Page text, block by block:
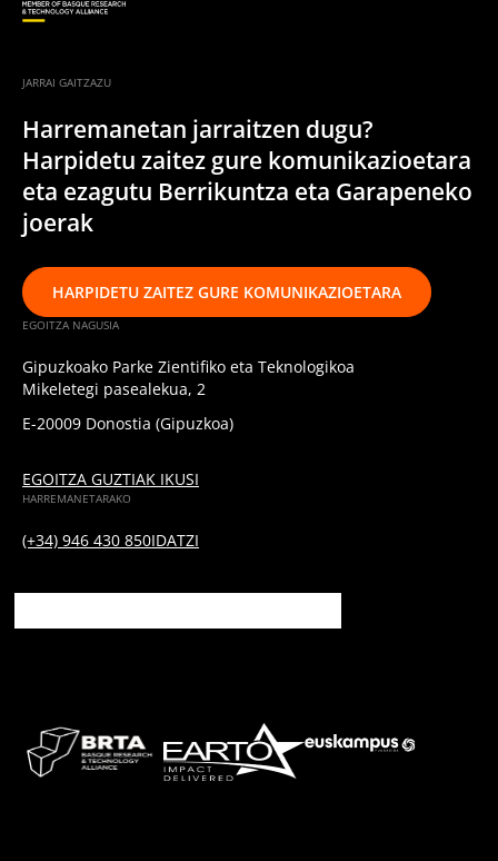
JARRAI GAITZAZU
Harremanetan jarraitzen dugu?
Harpidetu zaitez gure komunikazioetara
eta ezagutu Berrikuntza eta Garapeneko
joerak
HARPIDETU ZAITEZ GURE KOMUNIKAZIOETARA
EGOITZA NAGUSIA
Gipuzkoako Parke Zientifiko eta Teknologikoa
Mikeletegi pasealekua, 2
E-20009 Donostia (Gipuzkoa)
EGOITZA GUZTIAK IKUSI
HARREMANETARAKO
(+34) 946 430 850IDATZI